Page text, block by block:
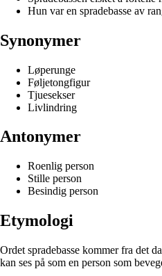
Hun var en spradebasse av
Synonymer
Løperunge
Føljetongfigur
Tjuesekser
Livlindring
Antonymer
Roenlig person
Stille person
Besindig person
Etymologi
Ordet spradebasse kommer fra det
kan ses på som en person som